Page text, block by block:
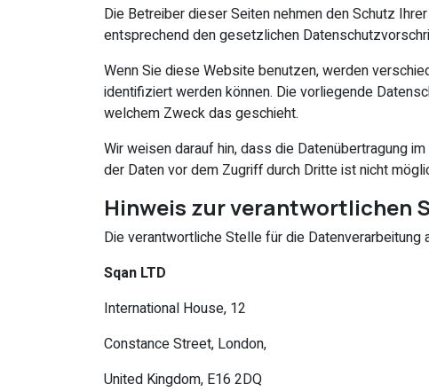
Die Betreiber dieser Seiten nehmen den Schutz
entsprechend den gesetzlichen
Wenn Sie diese Website benutzen, werden
identifiziert werden können. Die vorliegende
welchem Zweck das geschieht.
Wir weisen darauf hin, dass die Datenübertragung
der Daten vor dem Zugriff durch Dritte ist nicht
Hinweis zur verantwortlichen
Die verantwortliche Stelle für die Datenverarbeitung
Sqan LTD
International House, 12
Constance Street, London,
United Kingdom, E16 2DQ